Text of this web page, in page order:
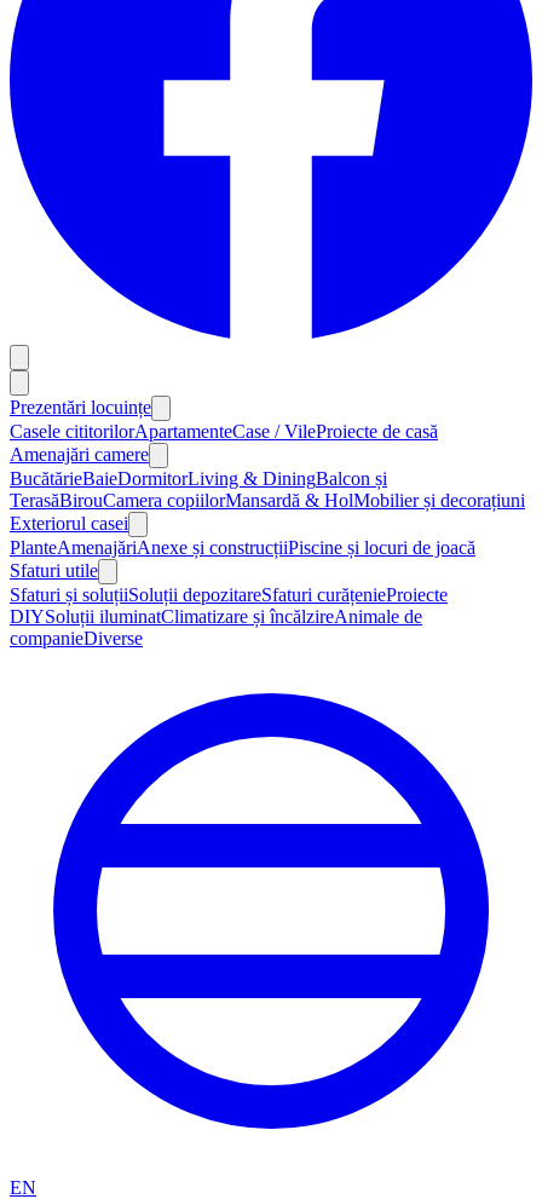
Prezentări locuințe
Casele cititorilorApartamenteCase / VileProiecte de casă
Amenajări camere
BucătărieBaieDormitorLiving & DiningBalcon și
TerasăBirouCamera copiilorMansardă & HolMobilier și decorațiuni
Exteriorul casei
PlanteAmenajăriAnexe și construcțiiPiscine și locuri de joacă
Sfaturi utile
Sfaturi și soluțiiSoluții depozitareSfaturi curățenieProiecte
DIYSoluții iluminatClimatizare și încălzireAnimale de
companieDiverse
EN